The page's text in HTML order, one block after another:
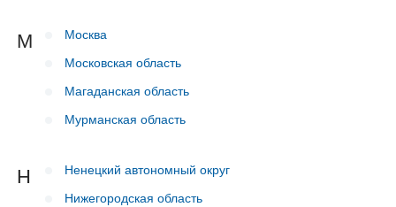
М
Москва
Московская область
Магаданская область
Мурманская область
Н
Ненецкий автономный округ
Нижегородская область